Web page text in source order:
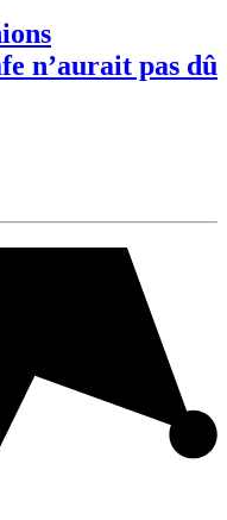
n’aurait pas dû